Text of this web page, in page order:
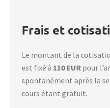
Frais et
Le montant de la
est fixé à 110 EUR pour
spontanément après la
cours étant gratuit.